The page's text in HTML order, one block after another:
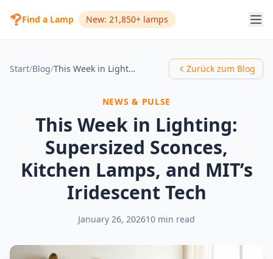
Find a Lamp New: 21,850+ lamps
Start/Blog/ This Week in Lighting: Supersized Sconces, Kitchen Lamps, and MIT’s Iridescent Tech Zurück zum Blog
NEWS & PULSE
This Week in Lighting:
Supersized Sconces,
Kitchen Lamps, and MIT’s
Iridescent Tech
January 26, 202610 min read